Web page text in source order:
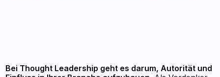
Bei Thought Leadership geht es darum, Autorität und